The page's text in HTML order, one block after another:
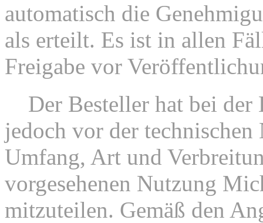
automatisch die
als erteilt. Es ist in allen
Freigabe vor
Der Besteller hat bei der
jedoch vor der
Umfang, Art und
vorgesehenen Nutzung
mitzuteilen. Gemäß den